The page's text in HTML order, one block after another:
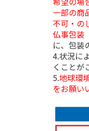
一部の商
不可・の
仏事包装
に、包装
4.状況に
くことが
5.地球環
をお願い